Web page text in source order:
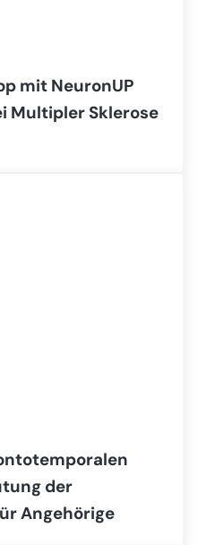
mit NeuronUP
Multipler Sklerose
der
Angehörige